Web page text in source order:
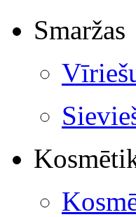
Smaržas